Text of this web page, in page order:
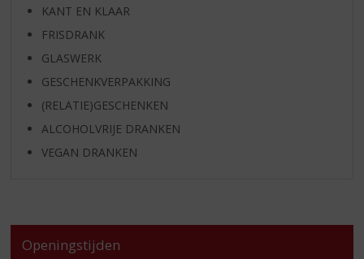
KANT EN KLAAR
FRISDRANK
GLASWERK
GESCHENKVERPAKKING
(RELATIE)GESCHENKEN
ALCOHOLVRIJE DRANKEN
VEGAN DRANKEN
Openingstijden